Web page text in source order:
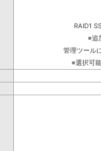
RAID1
※追
管理ツール
※選択可